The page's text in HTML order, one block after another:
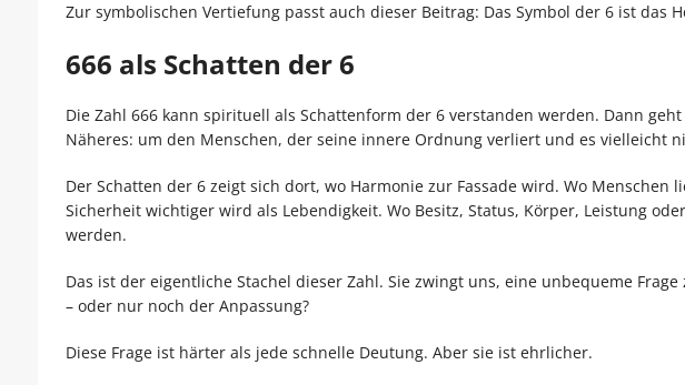
Zur symbolischen Vertiefung passt auch dieser Beitrag: Das Symbol der 6 ist das
666 als Schatten der 6
Die Zahl 666 kann spirituell als Schattenform der 6 verstanden werden. Dann
Näheres: um den Menschen, der seine innere Ordnung verliert und es vielleicht
Der Schatten der 6 zeigt sich dort, wo Harmonie zur Fassade wird. Wo
Sicherheit wichtiger wird als Lebendigkeit. Wo Besitz, Status, Körper, Leistung
werden.
Das ist der eigentliche Stachel dieser Zahl. Sie zwingt uns, eine unbequeme
– oder nur noch der Anpassung?
Diese Frage ist härter als jede schnelle Deutung. Aber sie ist ehrlicher.